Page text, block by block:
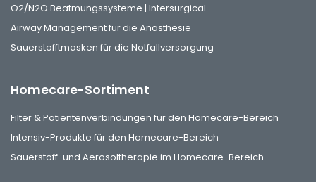
O2/N2O Beatmungssysteme | Intersurgical
Airway Management für die Anästhesie
Sauerstofftmasken für die Notfallversorgung
Homecare-Sortiment
Filter & Patientenverbindungen für den Homecare-Bereich
Intensiv-Produkte für den Homecare-Bereich
Sauerstoff-und Aerosoltherapie im Homecare-Bereich